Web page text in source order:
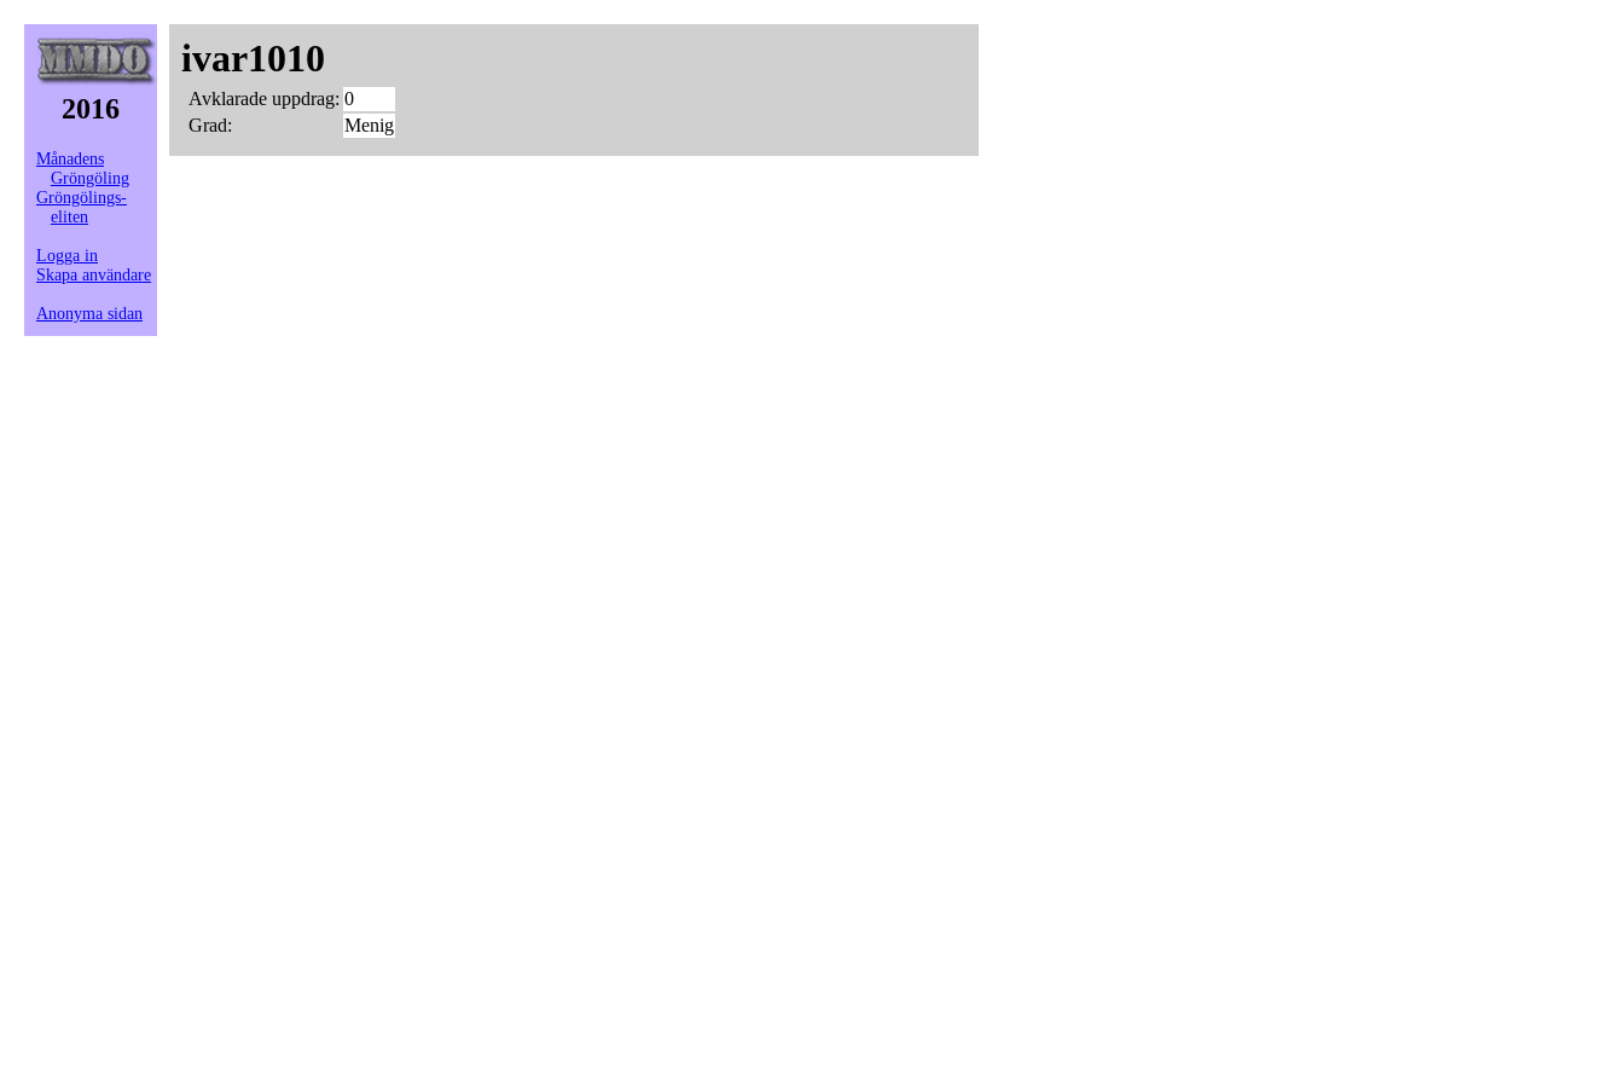
2016
Månadens
Gröngöling
Gröngölings-
eliten
Logga in
Skapa användare
Anonyma sidan
ivar1010
Avklarade uppdrag: 0
Grad:
Menig